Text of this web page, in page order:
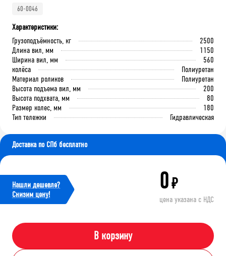
60-0046
Характеристики:
Грузоподъёмность, кг
2500
Длина вил, мм
1150
Ширина вил, мм
560
колёса
Полиуретан
Материал роликов
Полиуретан
Высота подъема вил, мм
200
Высота подхвата, мм
80
Размер колес, мм
180
Тип тележки
Гидравлическая
Доставка по СПб бесплатно
Нашли дешевле?
Cнизим цену!
0₽
цена указана с НДС
В корзину